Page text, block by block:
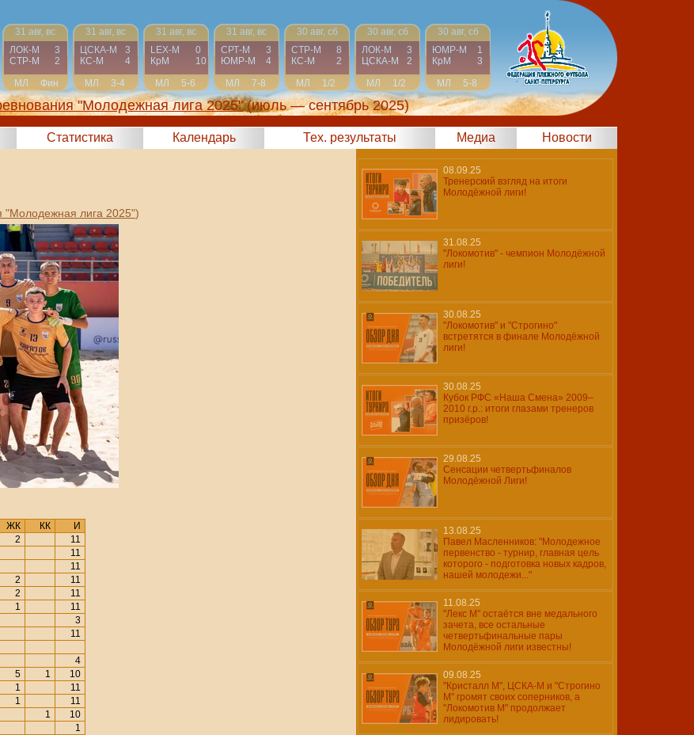
31 авг, вс
ЛОК-М
3
СТР-М
2
МЛ
Фин
31 авг, вс
ЦСКА-М
3
КС-М
4
МЛ
3-4
31 авг, вс
LEX-М
0
КрМ
10
МЛ
5-6
31 авг, вс
СРТ-М
3
ЮМР-М
4
МЛ
7-8
30 авг, сб
СТР-М
8
КС-М
2
МЛ
1/2
30 авг, сб
ЛОК-М
3
ЦСКА-М
2
МЛ
1/2
30 авг, сб
ЮМР-М
1
КрМ
3
МЛ
5-8
"Молодежная лига 2025" (июль — сентябрь 2025)
Статистика Календарь Тех. результаты Медиа Новости
"Молодежная лига 2025")
ЖК КК
И
2
11
11
11
2
11
2
11
1
11
3
11
4
5 1
10
1
11
1
11
1
10
1
08.09.25
Тренерский взгляд на итоги
Молодёжной лиги!
31.08.25
"Локомотив" - чемпион Молодёжной
лиги!
30.08.25
"Локомотив" и "Строгино"
встретятся в финале Молодёжной
лиги!
30.08.25
Кубок РФС «Наша Смена» 2009–
2010 г.р.: итоги глазами тренеров
призёров!
29.08.25
Сенсации четвертьфиналов
Молодёжной Лиги!
13.08.25
Павел Масленников: "Молодежное
первенство - турнир, главная цель
которого - подготовка новых кадров,
нашей молодежи..."
11.08.25
"Лекс М" остаётся вне медального
зачета, все остальные
четвертьфинальные пары
Молодёжной лиги известны!
09.08.25
"Кристалл М", ЦСКА-М и "Строгино
М" громят своих соперников, а
"Локомотив М" продолжает
лидировать!